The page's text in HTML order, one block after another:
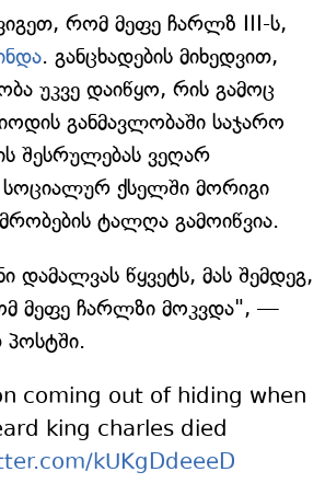
რომ მეფე ჩარლზ III-ს,
. განცხადების მიხედვით,
უკვე დაიწყო, რის გამოც
განმავლობაში საჯარო
შესრულებას ვეღარ
სოციალურ ქსელში მორიგი
ტალღა გამოიწვია.
დამალვას წყვეტს, მას შემდეგ,
მეფე ჩარლზი მოკვდა", —
coming out of hiding when
king charles died
kUKgDdeeeD